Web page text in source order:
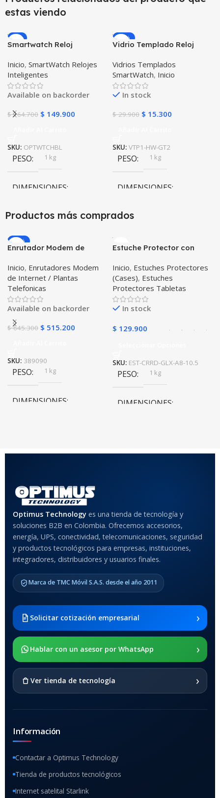
estas viendo
-9%
Smartwatch Reloj
WATCH BLACK™ (PK W34
Iwo 10 12) Compatible
Android y iPhone
Inicio, SmartWatch Relojes
Inteligentes
Available on backorder
$164.700 $ 149.900
SKU: OPTWTCHBL
PESO 1 kg
DIMENSIONES
10 × 10 × 10 cm
-49%
Vidrio Templado Reloj
Huawei Gt2 46mm
Vidrios Templados
SmartWatch, Inicio
In stock
$29.900 $ 15.300
SKU: VTP1-HW-GT2
PESO 1 kg
DIMENSIONES
10 × 10 × 10 cm
Productos más comprados
-20%
Enrutador Modem de
Libre Todo Operador 4G
LTE SIMCARD
Inicio, Enrutadores Modem
de Internet / Plantas
Telefonicas
Available on backorder
$645.300 $ 515.200
SKU: 389090
PESO 1 kg
DIMENSIONES
Estuche Protector con
Tablet Samsung Galaxy
Tab A8 10.5 2021 – 2022
SM-x200 SM-x205 Anti
golpes con soporte
Inicio, Estuches Protectores
(Cases), Estuches
Protectores Tabletas
In stock
$ 129.900
SKU: EST-CRRD-GLX-A8-10.5
PESO 1 kg
DIMENSIONES
COLOR
Anti-Shock
MODELO DE TABLETS
COMPATIBLES
2021 SM-x200 / Samsung
Galaxy Tab A8 10.5 2021 SM-
x205
SOPORTE DE APOYO
Optimus Technology es una tienda de tecnología y
soluciones B2B en Colombia. Ofrecemos accesorios,
energía, UPS, conectividad, telecomunicaciones, seguridad
y productos tecnológicos para empresas, instituciones,
integradores, distribuidores y usuarios finales.
Marca de TMC Móvil S.A.S. desde el año 2011
Solicitar cotización empresarial ›
Hablar con un asesor por WhatsApp ›
Ver tienda de tecnología ›
Información
Contactar a Optimus Technology
Tienda de productos tecnológicos
Internet satelital Starlink